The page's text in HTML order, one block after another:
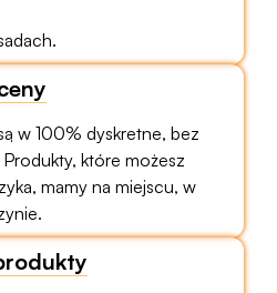
w 100% dyskretne, bez
które możesz
mamy na miejscu, w